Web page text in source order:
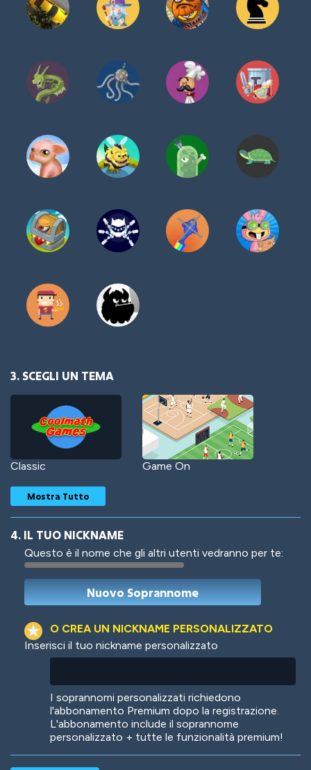
3. SCEGLI UN TEMA
Classic Game On
Woof Jungle Cats
Mostra Tutto
4. IL TUO NICKNAME
Questo è il nome che gli altri utenti vedranno per te:
O CREA UN NICKNAME PERSONALIZZATO
Inserisci il tuo nickname personalizzato
I soprannomi personalizzati richiedono
l'abbonamento Premium dopo la registrazione.
L'abbonamento include il soprannome
personalizzato + tutte le funzionalità premium!